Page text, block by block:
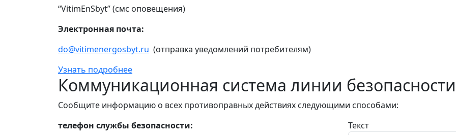
“VitimEnSbyt” (смс оповещения)
Электронная почта:
do@vitimenergosbyt.ru (отправка уведомлений потребителям)
Узнать подробнее
Коммуникационная система линии безопасности
Сообщите информацию о всех противоправных действиях следующими способами:
телефон службы безопасности:
Текст